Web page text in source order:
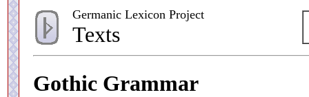
Germanic Lexicon Project
Texts
Gothic Grammar